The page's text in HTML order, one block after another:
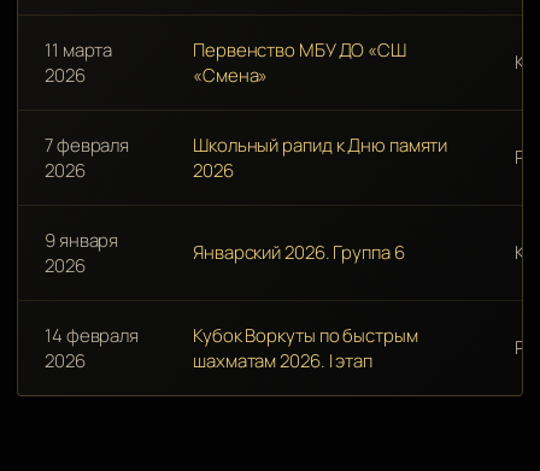
11 марта
2026
Первенство МБУ ДО «СШ
«Смена»
7 февраля
2026
Школьный рапид к Дню памяти
2026
9 января
2026
Январский 2026. Группа 6
14 февраля
2026
Кубок Воркуты по быстрым
шахматам 2026. I этап